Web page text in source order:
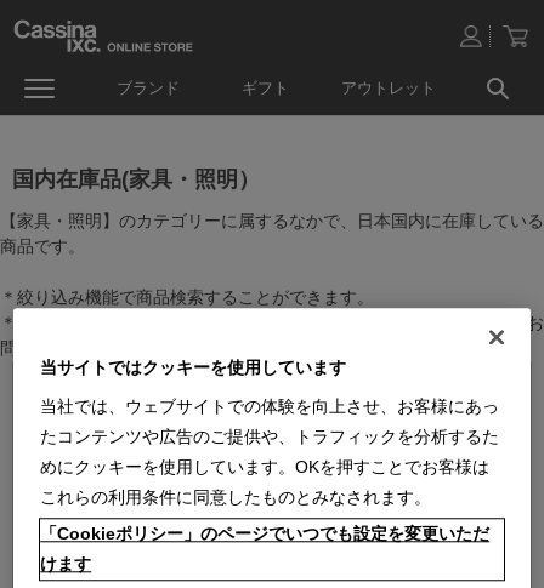
ブランド ギフト アウトレット
国内在庫品(家具・照明）
【家具・照明】のカテゴリーに属するなかで、日本国内に在庫している
商品です。
＊絞り込み機能で商品検索することができます。
＊全店舗で在庫を共有しておりますので、最新の在庫状況についてはお
問い合わせください。
並べ替え：
当サイトではクッキーを使用しています
当社では、ウェブサイトでの体験を向上させ、お客様にあっ
たコンテンツや広告のご提供や、トラフィックを分析するた
めにクッキーを使用しています。OKを押すことでお客様は
これらの利用条件に同意したものとみなされます。
「Cookieポリシー」のページでいつでも設定を変更いただ
けます